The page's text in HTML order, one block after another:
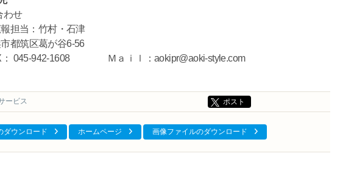
わせ
担当：竹村・石津
市都筑区葛が谷6-56
： 045-942-1608 Ｍａｉｌ：aokipr@aoki-style.com
ービス ポスト
ダウンロード ホームページ 画像ファイルのダウンロード